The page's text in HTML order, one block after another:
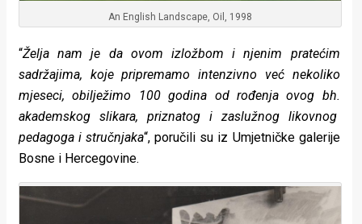
An English Landscape, Oil, 1998
“Želja nam je da ovom izložbom i njenim pratećim
sadržajima, koje pripremamo intenzivno već nekoliko
mjeseci, obilježimo 100 godina od rođenja ovog bh.
akademskog slikara, priznatog i zaslužnog likovnog
pedagoga i stručnjaka“, poručili su iz Umjetničke galerije
Bosne i Hercegovine.